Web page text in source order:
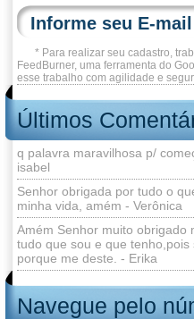
* Para realizar seu cadastro,
FeedBurner, uma ferramenta do
esse trabalho com agilidade e
Últimos
q palavra maravilhosa p/
isabel
Senhor obrigada por tudo o
minha vida, amém - Verônica
Amém Senhor muito obrigado
tudo que sou e que tenho,pois
porque me deste. - Erika
Navegue pelo